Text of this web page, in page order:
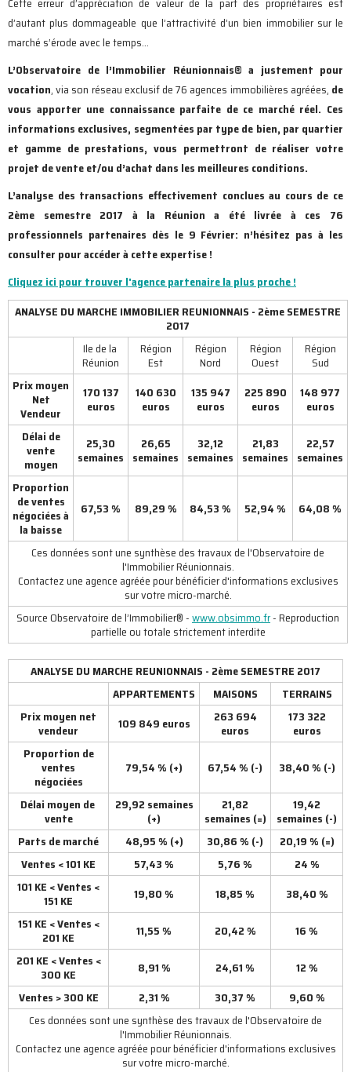
d’autant plus dommageable que l’attractivité d’un bien immobilier sur le
marché s’érode avec le temps…
L’Observatoire de l’Immobilier Réunionnais® a justement pour
vocation, via son réseau exclusif de 76 agences immobilières agréées, de
vous apporter une connaissance parfaite de ce marché réel. Ces
informations exclusives, segmentées par type de bien, par quartier
et gamme de prestations, vous permettront de réaliser votre
projet de vente et/ou d’achat dans les meilleures conditions.
L’analyse des transactions effectivement conclues au cours de ce
2ème semestre 2017 à la Réunion a été livrée à ces 76
professionnels partenaires dès le 9 Février: n’hésitez pas à les
consulter pour accéder à cette expertise !
Cliquez ici pour trouver l'agence partenaire la plus proche !
ANALYSE DU MARCHE IMMOBILIER REUNIONNAIS - 2ème SEMESTRE
2017
Ile de la
Réunion
Région
Est
Région
Nord
Région
Ouest
Région
Sud
Prix moyen
Net
Vendeur
170 137
euros
140 630
euros
135 947
euros
225 890
euros
148 977
euros
Délai de
vente
moyen
25,30
semaines
26,65
semaines
32,12
semaines
21,83
semaines
22,57
semaines
Proportion
de ventes
négociées à
la baisse
67,53 % 89,29 % 84,53 % 52,94 % 64,08 %
Ces données sont une synthèse des travaux de l'Observatoire de
l'Immobilier Réunionnais.
Contactez une agence agréée pour bénéficier d'informations exclusives
sur votre micro-marché.
Source Observatoire de l’Immobilier® -www.obsimmo.fr- Reproduction
partielle ou totale strictement interdite
ANALYSE DU MARCHE REUNIONNAIS - 2èmeSEMESTRE 2017
APPARTEMENTS
MAISONS
TERRAINS
Prix moyen net
vendeur
109 849 euros
263 694
euros
173 322
euros
Proportion de
ventes
négociées
79,54 % (+) 67,54 % (-) 38,40 % (-)
Délai moyen de
vente
29,92 semaines
(+)
21,82
semaines (=)
19,42
semaines (-)
Parts de marché
48,95 % (+) 30,86 % (-)
20,19 % (=)
Ventes < 101 KE
57,43 % 5,76 %
24 %
101 KE < Ventes <
151 KE
19,80 % 18,85 %
38,40 %
151 KE < Ventes <
201 KE
11,55 % 20,42 %
16 %
201 KE < Ventes <
300 KE
8,91 % 24,61 %
12 %
Ventes > 300 KE
2,31 % 30,37 %
9,60 %
Ces données sont une synthèse des travaux de l'Observatoire de
l'Immobilier Réunionnais.
Contactez une agence agréée pour bénéficier d'informations exclusives
sur votre micro-marché.